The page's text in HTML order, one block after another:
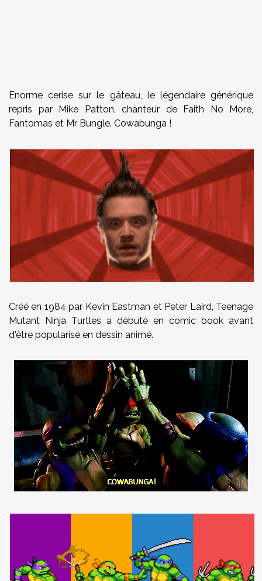
Enorme cerise sur le gâteau, le légendaire générique
repris par Mike Patton, chanteur de Faith No More,
Fantomas et Mr Bungle. Cowabunga !
Créé en 1984 par Kevin Eastman et Peter Laird, Teenage
Mutant Ninja Turtles a débuté en comic book avant
d'être popularisé en dessin animé.